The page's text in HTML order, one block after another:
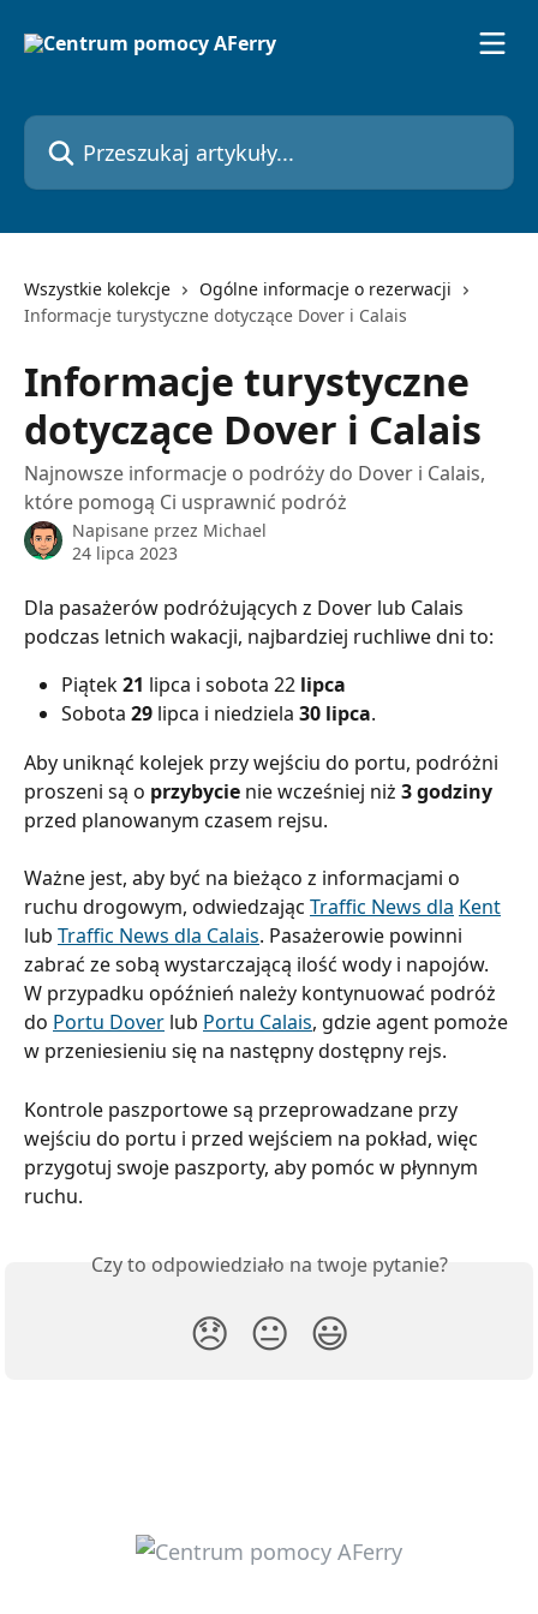
Przeszukaj artykuły...
Wszystkie kolekcje
Ogólne informacje o rezerwacji
Informacje turystyczne dotyczące Dover i Calais
Informacje turystyczne
dotyczące Dover i Calais
Najnowsze informacje o podróży do Dover i Calais,
które pomogą Ci usprawnić podróż
Napisane przez Michael
24 lipca 2023
Dla pasażerów podróżujących z Dover lub Calais
podczas letnich wakacji, najbardziej ruchliwe dni to:
Piątek 21 lipca i sobota 22 lipca
Sobota 29 lipca i niedziela 30 lipca.
Aby uniknąć kolejek przy wejściu do portu, podróżni
proszeni są o przybycie nie wcześniej niż 3 godziny
przed planowanym czasem rejsu.
Ważne jest, aby być na bieżąco z informacjami o
ruchu drogowym, odwiedzając Traffic News dla Kent
lub Traffic News dla Calais. Pasażerowie powinni
zabrać ze sobą wystarczającą ilość wody i napojów.
W przypadku opóźnień należy kontynuować podróż
do Portu Dover lub Portu Calais, gdzie agent pomoże
w przeniesieniu się na następny dostępny rejs.
Kontrole paszportowe są przeprowadzane przy
wejściu do portu i przed wejściem na pokład, więc
przygotuj swoje paszporty, aby pomóc w płynnym
ruchu.
Czy to odpowiedziało na twoje pytanie?
😞 😐 😃